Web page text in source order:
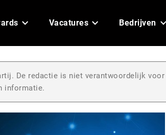
Vacatures Bedrijven
De redactie is niet verantwoordelijk voor
informatie.